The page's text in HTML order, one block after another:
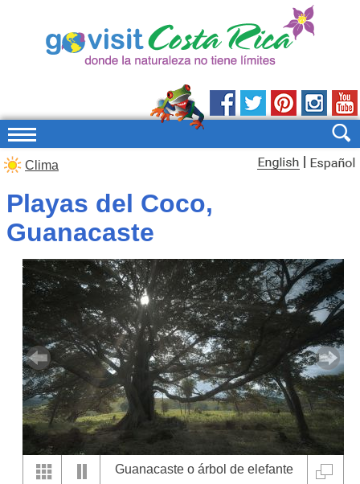
Clima
Playas del Coco,
Guanacaste
Guanacaste o árbol de elefante